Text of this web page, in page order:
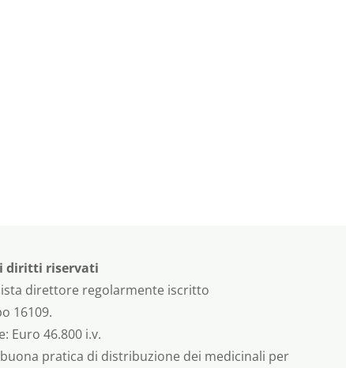
i diritti riservati
direttore regolarmente iscritto
16109.
Euro 46.800 i.v.
pratica di distribuzione dei medicinali per